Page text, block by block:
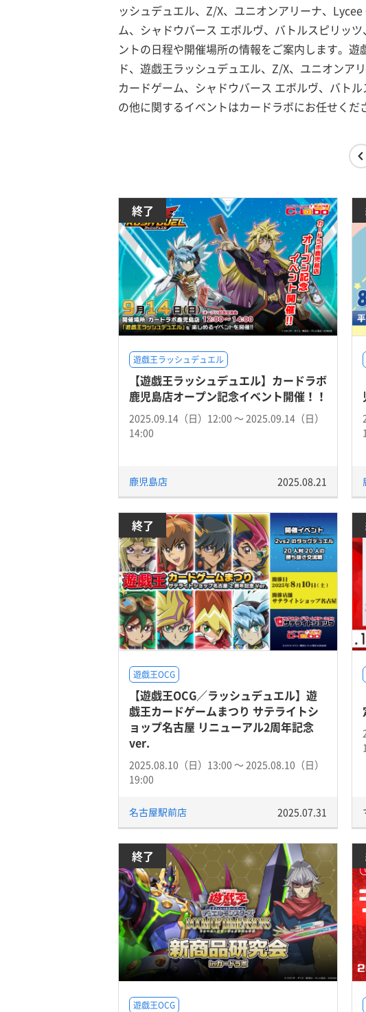
ッシュデュエル、Z/X、ユニオンアリーナ、
ム、シャドウバース エボルヴ、バトルスピリッ
ントの日程や開催場所の情報をご案内します。
ド、遊戯王ラッシュデュエル、Z/X、ユニオンア
カードゲーム、シャドウバース エボルヴ、バト
の他に関するイベントはカードラボにお任せくだ
終了
遊戯王ラッシュデュエル
【遊戯王ラッシュデュエル】カードラボ
鹿児島店オープン記念イベント開催！！
2025.09.14（日）12:00 〜 2025.09.14（日）
14:00
鹿児島店 2025.08.21
終了
遊戯王OCG
【遊戯王OCG／ラッシュデュエル】遊
戯王カードゲームまつり サテライトシ
ョップ名古屋 リニューアル2周年記念
ver.
2025.08.10（日）13:00 〜 2025.08.10（日）
19:00
名古屋駅前店 2025.07.31
終了
遊戯王OCG